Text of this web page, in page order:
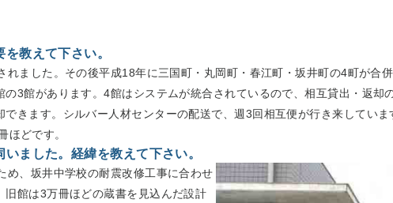
教えて下さい。
れました。その後平成18年に三国町・丸岡町・春江町・坂井町の4町が合
3館があります。4館はシステムが統合されているので、相互貸出・返
きます。シルバー人材センターの配送で、週3回相互便が行き来してい
ほどです。
ました。経緯を教えて下さい。
め、坂井中学校の耐震改修工事に合わせ
館は3万冊ほどの蔵書を見込んだ設計